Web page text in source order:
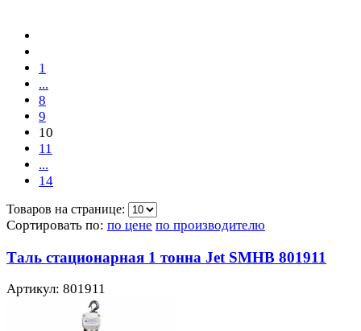
1
...
8
9
10
11
...
14
Товаров на странице:
Сортировать по: по цене по производителю
Таль стационарная 1 тонна Jet SMHB 801911
Артикул: 801911